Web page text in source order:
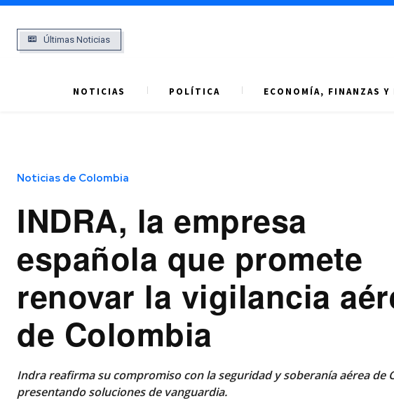
Últimas Noticias
NOTICIAS POLÍTICA ECONOMÍA, FINANZAS Y
Noticias de Colombia
INDRA, la empresa
española que promete
renovar la vigilancia
de Colombia
Indra reafirma su compromiso con la seguridad y soberanía aérea de
presentando soluciones de vanguardia.